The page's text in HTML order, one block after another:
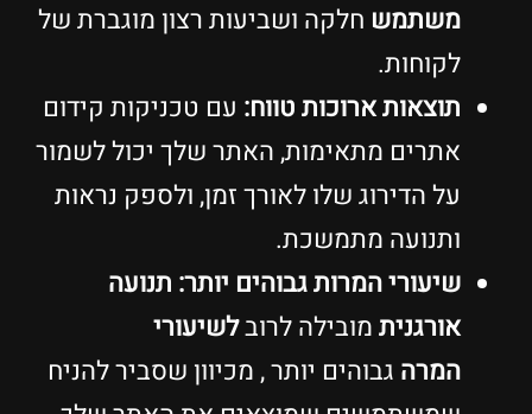
משתמש חלקה ושביעות רצון מוגברת של
לקוחות.
תוצאות ארוכות טווח: עם טכניקות קידום
אתרים מתאימות, האתר שלך יכול לשמור
על הדירוג שלו לאורך זמן, ולספק נראות
ותנועה מתמשכת.
שיעורי המרות גבוהים יותר: תנועה
אורגניתמובילה לרובלשיעורי
המרה גבוהים יותר , מכיוון שסביר להניח